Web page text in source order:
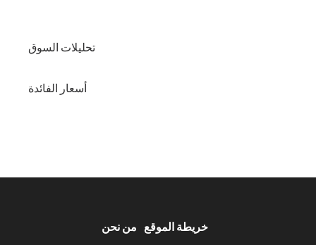
تحليلات السوق
أسعار الفائدة
من نحن خريطة الموقع